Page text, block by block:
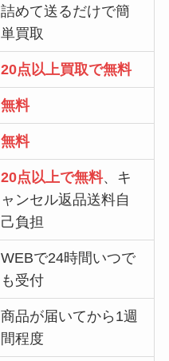
詰めて送るだけで簡
単買取
20点以上買取で無料
無料
無料
20点以上で無料、キ
ャンセル返品送料自
己負担
WEBで24時間いつで
も受付
商品が届いてから1週
間程度